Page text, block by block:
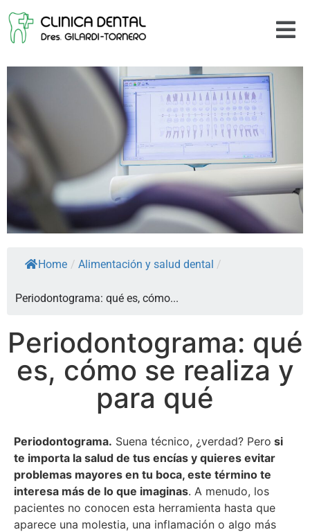
Home / Alimentación y salud dental /
Periodontograma: qué es, cómo...
Periodontograma: qué
es, cómo se realiza y
para qué
Periodontograma. Suena técnico, ¿verdad? Pero si
te importa la salud de tus encías y quieres evitar
problemas mayores en tu boca, este término te
interesa más de lo que imaginas. A menudo, los
pacientes no conocen esta herramienta hasta que
aparece una molestia, una inflamación o algo más